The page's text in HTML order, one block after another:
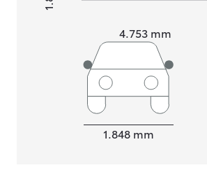
4.753 mm
Højt
1.848 mm